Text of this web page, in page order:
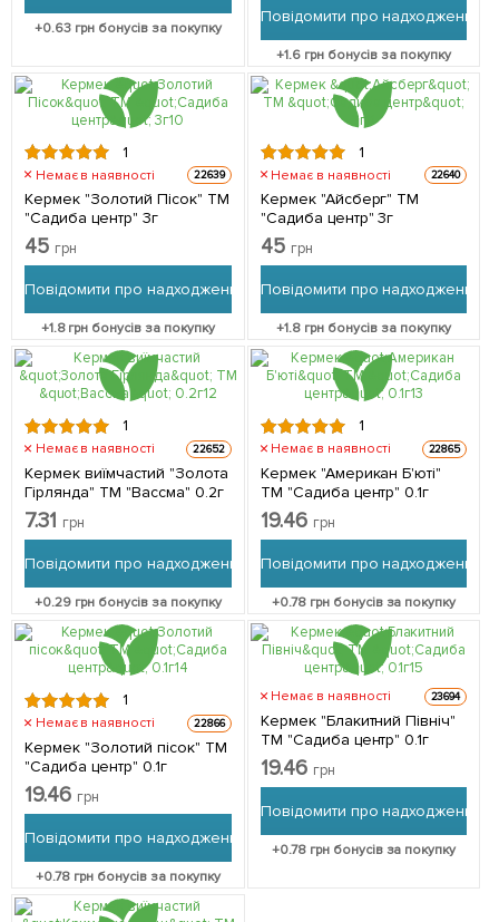
+0.63 грн бонусів за покупку
Повідомити про надходження
+1.6 грн бонусів за покупку
1
Немає в наявності 22639
Кермек "Золотий Пісок" ТМ
"Садиба центр" 3г
45 грн
Повідомити про надходження
+1.8грн бонусів за покупку
1
Немає в наявності 22640
Кермек "Айсберг" ТМ
"Садиба центр" 3г
45 грн
Повідомити про надходження
+1.8 грн бонусів за покупку
1
Немає в наявності 22652
Кермек виїмчастий "Золота
Гірлянда" ТМ "Вассма" 0.2г
7.31 грн
Повідомити про надходження
+0.29 грн бонусів за покупку
1
Немає в наявності 22865
Кермек "Американ Б'юті"
ТМ "Садиба центр" 0.1г
19.46 грн
Повідомити про надходження
+0.78грн бонусів за покупку
1
Немає в наявності 22866
Кермек "Золотий пісок" ТМ
"Садиба центр" 0.1г
19.46 грн
Повідомити про надходження
+0.78 грн бонусів за покупку
Немає в наявності 23694
Кермек "Блакитний Північ"
ТМ "Садиба центр" 0.1г
19.46 грн
Повідомити про надходження
+0.78грн бонусів за покупку